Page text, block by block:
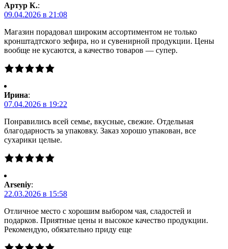
Артур К.:
09.04.2026 в 21:08
Магазин порадовал широким ассортиментом не только
кронштадтского зефира, но и сувенирной продукции. Цены
вообще не кусаются, а качество товаров — супер.
Ирина:
07.04.2026 в 19:22
Понравились всей семье, вкусные, свежие. Отдельная
благодарность за упаковку. Заказ хорошо упакован, все
сухарики целые.
Arseniy:
22.03.2026 в 15:58
Отличное место с хорошим выбором чая, сладостей и
подарков. Приятные цены и высокое качество продукции.
Рекомендую, обязательно приду еще